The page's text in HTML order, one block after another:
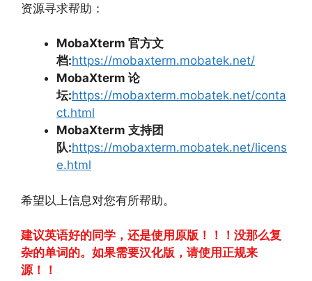
资源寻求帮助：
MobaXterm 官方文
档:https://mobaxterm.mobatek.net/
MobaXterm 论
坛:https://mobaxterm.mobatek.net/conta
ct.html
MobaXterm 支持团
队:https://mobaxterm.mobatek.net/licens
e.html
希望以上信息对您有所帮助。
建议英语好的同学，还是使用原版！！！没那么复
杂的单词的。如果需要汉化版，请使用正规来
源！！